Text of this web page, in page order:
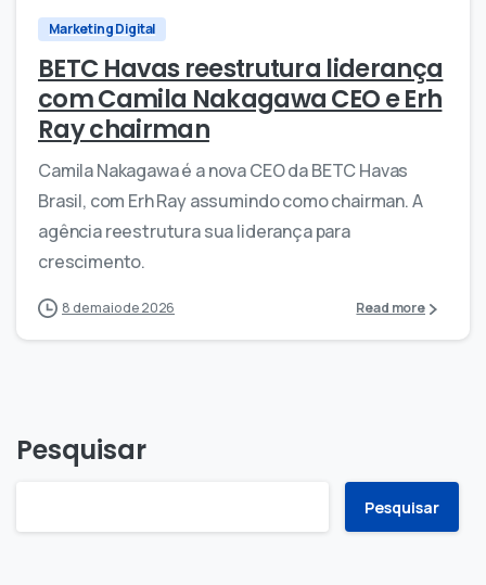
Marketing Digital
BETC Havas reestrutura liderança
com Camila Nakagawa CEO e Erh
Ray chairman
Camila Nakagawa é a nova CEO da BETC Havas
Brasil, com Erh Ray assumindo como chairman. A
agência reestrutura sua liderança para
crescimento.
8 de maio de 2026 Read more
Pesquisar
Pesquisar